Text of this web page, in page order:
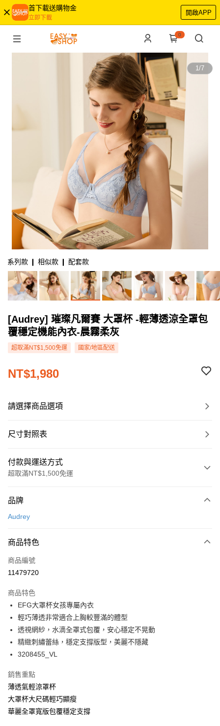
首下載送購物金
立即下載
開啟APP
0
1/7
系列款 ❙ 相似款 ❙ 配套款
[Audrey] 璀璨凡爾賽 大罩杯 -輕薄透涼全罩包
覆穩定機能內衣-晨霧柔灰
超取滿NT$1,500免運 國家/地區配送
NT$1,980
請選擇商品選項
尺寸對照表
付款與運送方式
超取滿NT$1,500免運
信用卡一次付款
LINE Pay
Apple Pay
Google Pay
全支付
全盈+PAY
AFTEE先享後付
【關於「AFTEE先享後付」】
AFTEE先享後付是「在收到商品之後才付款」的支付方式。 讓您購物簡單
１．簡單：不需註冊會員、不需綁卡、不需儲值。
２．便利：只要手機號碼，簡訊認證，即可結帳。
ATM付款
運送方式
品牌
Audrey
商品特色
商品編號
11479720
商品特色
EFG大罩杯女孩專屬內衣
輕巧薄透非常適合上胸較豐滿的體型
透視網紗，水滴全罩式包覆，安心穩定不晃動
精緻刺繡蕾絲，穩定支撐版型，美麗不隱藏
3208455_VL
銷售重點
薄透氣輕涼罩杯
大罩杯大尺碼輕巧顯瘦
華麗全罩寬版包覆穩定支撐